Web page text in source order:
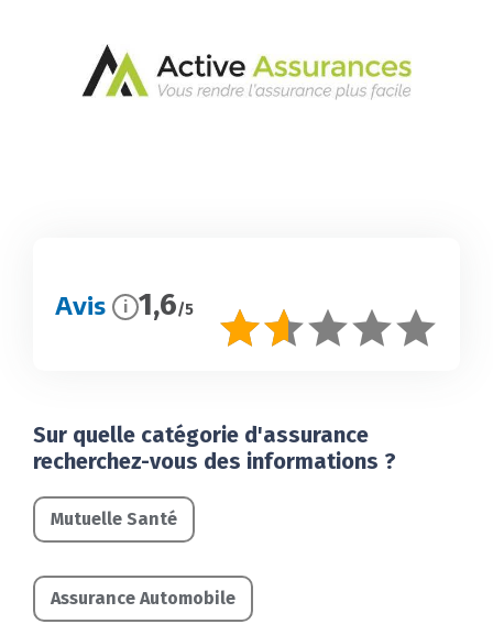
Avis i 1,6/5
Sur quelle catégorie d'assurance
recherchez-vous des informations ?
Mutuelle Santé
Assurance Automobile